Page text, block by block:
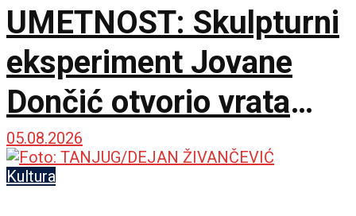
UMETNOST: Skulpturni
eksperiment Jovane
Dončić otvorio vrata
novog salona na
Kalemegdanu
05.08.2026
Kultura